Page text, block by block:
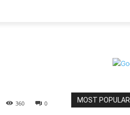
0
360 MOST POPULAR